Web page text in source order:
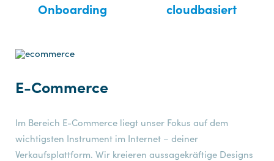
Onboarding
cloudbasiert
E-Commerce
Im Bereich E-Commerce liegt unser Fokus auf dem
wichtigsten Instrument im Internet – deiner
Verkaufsplattform. Wir kreieren aussagekräftige Designs